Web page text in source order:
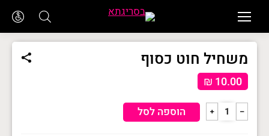
משחיל חוט כסוף
₪ 10.00
כמות
﹣
﹢ הוספה לסל